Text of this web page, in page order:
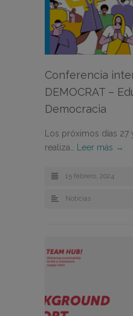
Conferencia
DEMOCRAT –
Democracia
Los próximos días 27
realiza… Leer más →
15 febrero, 2024
Noticias